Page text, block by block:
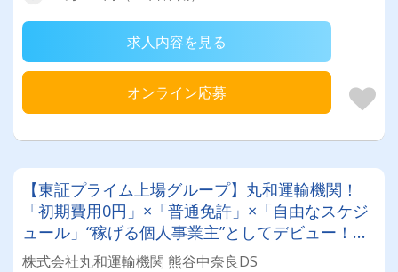
求人内容を見る
オンライン応募
【東証プライム上場グループ】丸和運輸機関！
「初期費用0円」×「普通免許」×「自由なスケジ
ュール」“稼げる個人事業主”としてデビュー！確
定申告など充実のサポート体制も♪
株式会社丸和運輸機関 熊谷中奈良DS